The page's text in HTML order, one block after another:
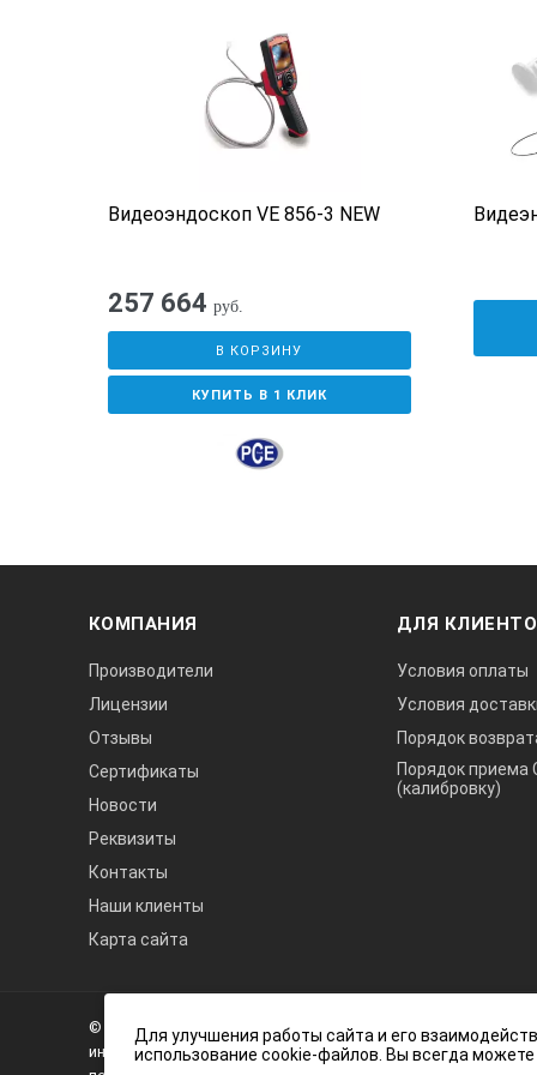
английский, немецкий,
корейский и японский.
Меню сенсорного экрана
3-
СВЕТ Яркую
МЕНЮ Доступ
ВВОД НАЗВАНИЯ
С
Осмотр выполняется легко и
передовые оптические и
регулировки яркости, технология
Видеоэндоскоп VE 856-3 NEW
257 664 руб.
В КОРЗИНУ
КУПИТЬ В 1 КЛИК
КОМПАНИЯ
Производители
Лицензии
Отзывы
Сертификаты
Новости
Реквизиты
Контакты
Наши клиенты
Карта сайта
ДЛЯ
Условия оплаты
Условия
Порядок
Порядок приема
(калибровку)
Нагорный© 2026 А3 Инжиниринг Обращаем Ваше внимание на то, что
информационный характер и ни при каких условиях не
Для улучшения работы сайта и его
использование cookie-файлов. Вы всегда